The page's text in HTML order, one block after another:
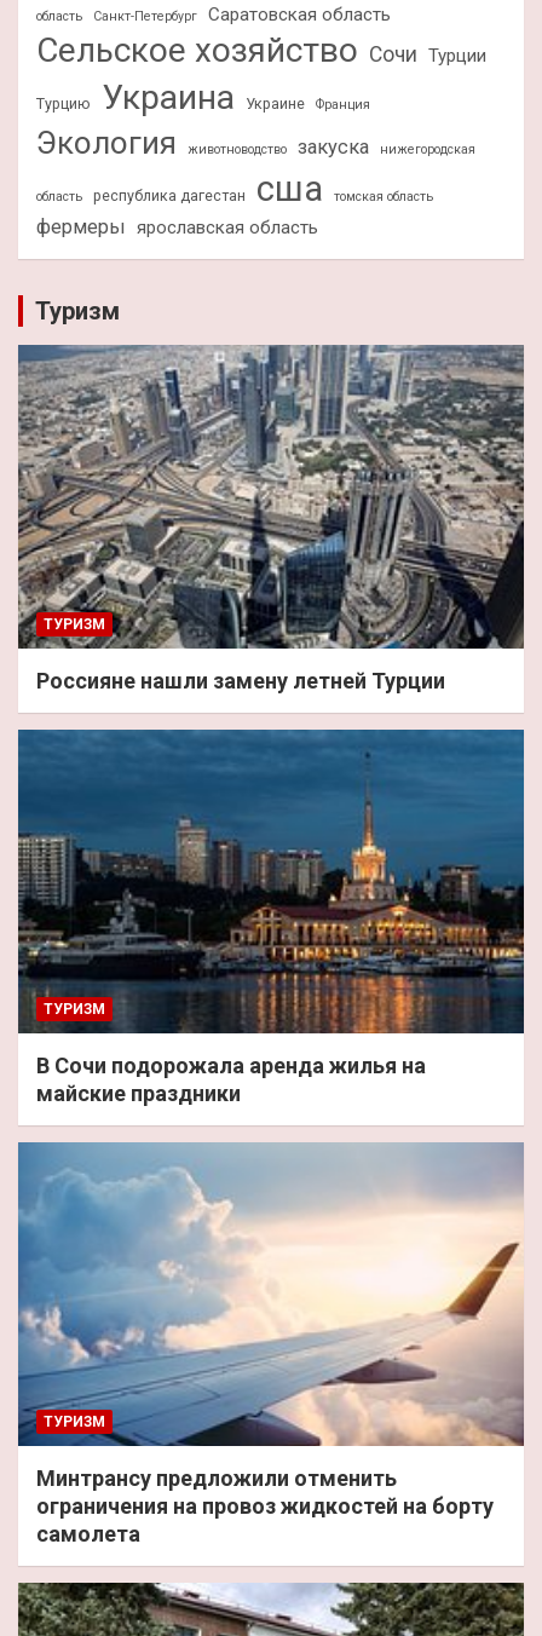
область
Санкт-Петербург Саратовская область
Сельское хозяйство Сочи Турции
Турцию Украина Украине Франция
Экология животноводство закуска нижегородская
область республика дагестан сша томская область
фермеры ярославская область
Туризм
ТУРИЗМ
Россияне нашли замену летней Турции
ТУРИЗМ
В Сочи подорожала аренда жилья на
майские праздники
ТУРИЗМ
Минтрансу предложили отменить
ограничения на провоз жидкостей на борту
самолета